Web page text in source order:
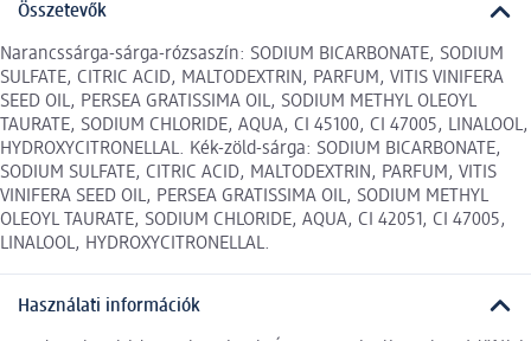
Összetevők
Narancssárga-sárga-rózsaszín: SODIUM BICARBONATE, SODIUM
SULFATE, CITRIC ACID, MALTODEXTRIN, PARFUM, VITIS VINIFERA
SEED OIL, PERSEA GRATISSIMA OIL, SODIUM METHYL OLEOYL
TAURATE, SODIUM CHLORIDE, AQUA, CI 45100, CI 47005, LINALOOL,
HYDROXYCITRONELLAL. Kék-zöld-sárga: SODIUM BICARBONATE,
SODIUM SULFATE, CITRIC ACID, MALTODEXTRIN, PARFUM, VITIS
VINIFERA SEED OIL, PERSEA GRATISSIMA OIL, SODIUM METHYL
OLEOYL TAURATE, SODIUM CHLORIDE, AQUA, CI 42051, CI 47005,
LINALOOL, HYDROXYCITRONELLAL.
Használati információk